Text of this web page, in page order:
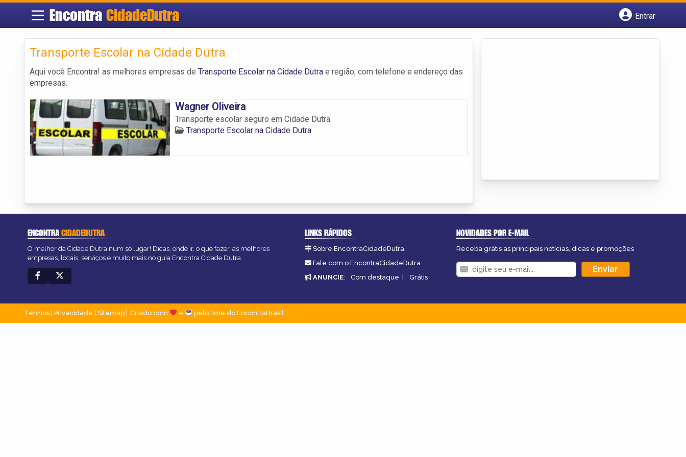
EncontraCidadeDutra
Entrar
Transporte Escolar na Cidade Dutra
Aqui você Encontra! as melhores empresas de Transporte Escolar na Cidade Dutra e região, com telefone e endereço das
empresas.
Wagner Oliveira
Transporte escolar seguro em Cidade Dutra.
Transporte Escolar na Cidade Dutra
ENCONTRACIDADEDUTRA
O melhor da Cidade Dutra num só lugar! Dicas, onde ir, o que fazer, as melhores
empresas, locais, serviços e muito mais no guia Encontra Cidade Dutra.
LINKS RÁPIDOS
Sobre EncontraCidadeDutra
Fale com o EncontraCidadeDutra
ANUNCIE: Com destaque | Grátis
NOVIDADES POR E-MAIL
Receba grátis as principais notícias, dicas e promoções
Termos Privacidade Sitemap Criado com e pelo time do EncontraBrasil